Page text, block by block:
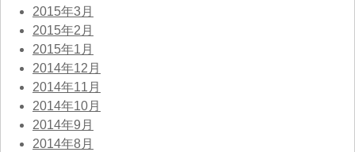
2015年3月
2015年2月
2015年1月
2014年12月
2014年11月
2014年10月
2014年9月
2014年8月